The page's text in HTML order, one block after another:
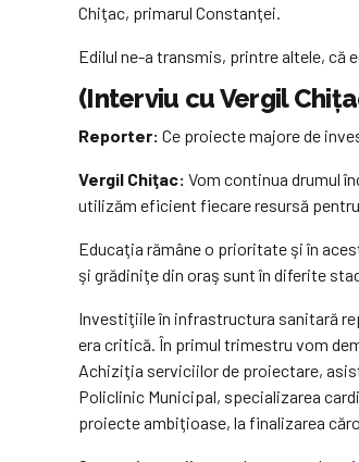
Chiţac, primarul Constanţei.
Edilul ne-a transmis, printre altele, că
(Interviu cu Vergil
Reporter: Ce proiecte majore de
Vergil Chiţac: Vom continua drumul
utilizăm eficient fiecare resursă
Educaţia rămâne o prioritate şi în
şi grădiniţe din oraş sunt în diferite
Investiţiile în infrastructura sanitară
era critică. În primul trimestru vom
Achiziţia serviciilor de proiectare,
Policlinic Municipal, specializarea
proiecte ambiţioase, la finalizarea